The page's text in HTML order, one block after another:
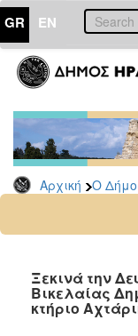
GR EN
Αρχική Ο
ΔΗΜΟΣ
Δελτία
Τύπου
Αρχείο
2026
2024
2022
2021
Ξεκινά την
Βικελαίας
κτήριο